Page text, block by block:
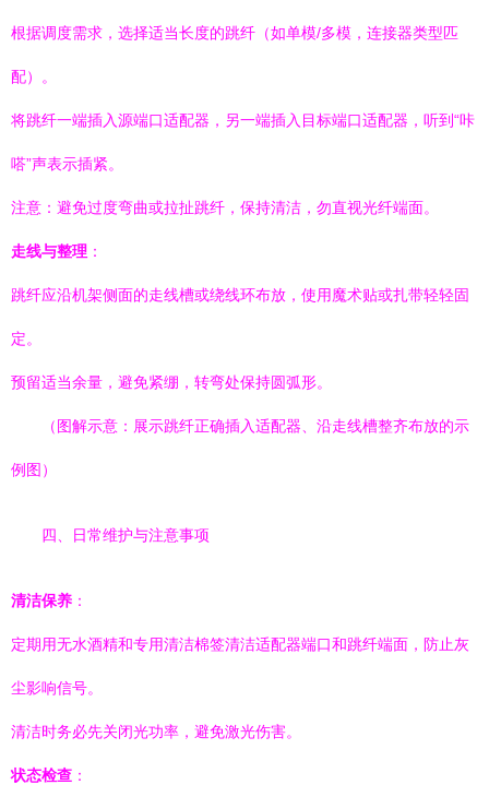
根据调度需求，选择适当长度的跳纤（如单模/多模，连接器类型匹
配）。
将跳纤一端插入源端口适配器，另一端插入目标端口适配器，听到“咔
嗒”声表示插紧。
注意：避免过度弯曲或拉扯跳纤，保持清洁，勿直视光纤端面。
走线与整理 ：
跳纤应沿机架侧面的走线槽或绕线环布放，使用魔术贴或扎带轻轻固
定。
预留适当余量，避免紧绷，转弯处保持圆弧形。
（图解示意：展示跳纤正确插入适配器、沿走线槽整齐布放的示
例图）
四、日常维护与注意事项
清洁保养 ：
定期用无水酒精和专用清洁棉签清洁适配器端口和跳纤端面，防止灰
尘影响信号。
清洁时务必先关闭光功率，避免激光伤害。
状态检查 ：